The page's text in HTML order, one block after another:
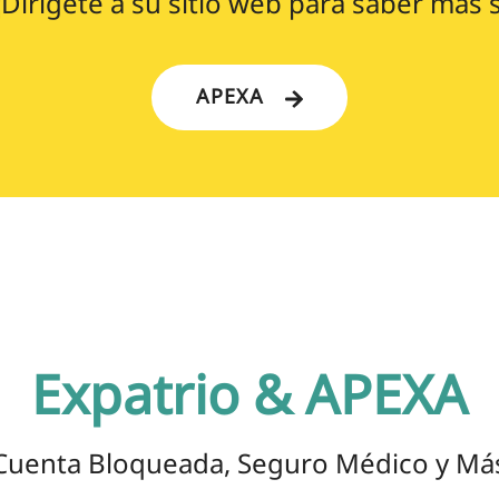
APEXA
Expatrio & APEXA
Bloqueada, Seguro Médico y